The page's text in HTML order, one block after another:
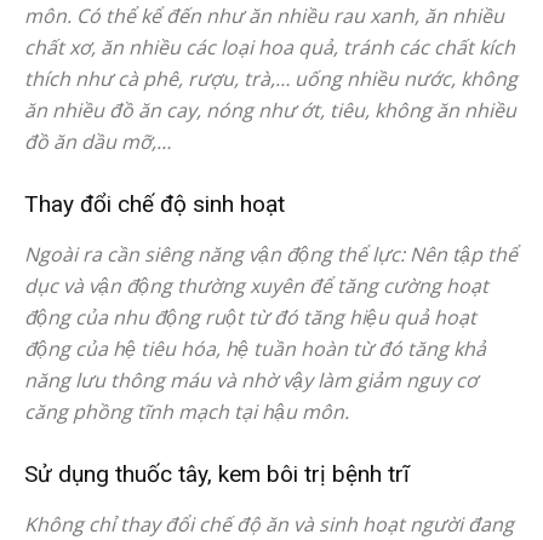
môn. Có thể kể đến như ăn nhiều rau xanh, ăn nhiều
chất xơ, ăn nhiều các loại hoa quả, tránh các chất kích
thích như cà phê, rượu, trà,… uống nhiều nước, không
ăn nhiều đồ ăn cay, nóng như ớt, tiêu, không ăn nhiều
đồ ăn dầu mỡ,…
Thay đổi chế độ sinh hoạt
Ngoài ra cần siêng năng vận động thể lực: Nên tập thể
dục và vận động thường xuyên để tăng cường hoạt
động của nhu động ruột từ đó tăng hiệu quả hoạt
động của hệ tiêu hóa, hệ tuần hoàn từ đó tăng khả
năng lưu thông máu và nhờ vậy làm giảm nguy cơ
căng phồng tĩnh mạch tại hậu môn.
Sử dụng thuốc tây, kem bôi trị bệnh trĩ
Không chỉ thay đổi chế độ ăn và sinh hoạt người đang